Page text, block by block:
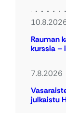
Rauman
kurssia –
7.8.2026
julkaistu